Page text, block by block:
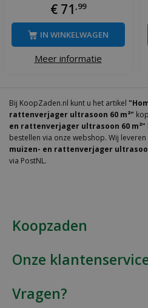
€ 71 ,99
Meer informatie
IN WINKELWAGEN
Bij KoopZaden.nl kunt u het artikel
rattenverjager ultrasoon 60 m²"
en rattenverjager ultrasoon 60 m²"
bestellen via onze webshop. Wij
muizen- en rattenverjager
via PostNL.
Koopzaden
Onze
Vragen?